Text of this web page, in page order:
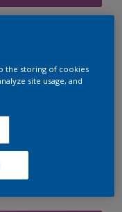
the storing of cookies
site usage, and